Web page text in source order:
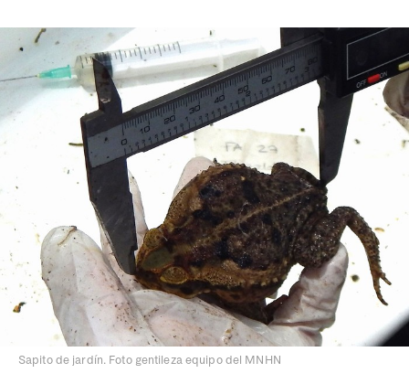
Sapito de jardín. Foto gentileza equipo del MNHN